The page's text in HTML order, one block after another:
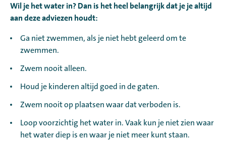
Wil je het water in? Dan is het heel belangrijk dat je je altijd
aan deze adviezen houdt:
Ga niet zwemmen, als je niet hebt geleerd om te
zwemmen.
Zwem nooit alleen.
Houd je kinderen altijd goed in de gaten.
Zwem nooit op plaatsen waar dat verboden is.
Loop voorzichtig het water in. Vaak kun je niet zien waar
het water diep is en waar je niet meer kunt staan.